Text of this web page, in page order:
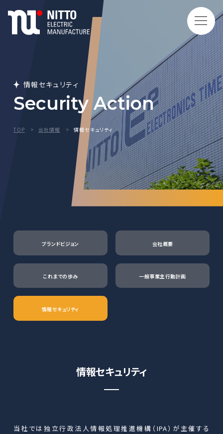
情報セキュリティ
Security Action
TOP 会社情報 情報セキュリティ
ブランドビジョン 会社概要
これまでの歩み 一般事業主行動計画
情報セキュリティ
情報セキュリティ
当社では独立行政法人情報処理推進機構（IPA）が主催する